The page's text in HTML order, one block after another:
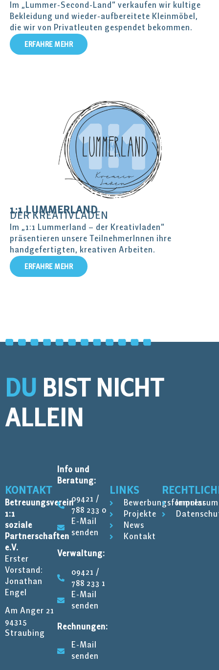
Im „Lummer-Second-Land“ verkaufen wir kultige
Bekleidung und wieder-aufbereitete Kleinmöbel,
die wir von Privatleuten gespendet bekommen.
ERFAHRE MEHR
1:1 LUMMERLAND
DER KREATIVLADEN
Im „1:1 Lummerland – der Kreativladen“
präsentieren unsere TeilnehmerInnen ihre
handgefertigten, kreativen Arbeiten.
ERFAHRE MEHR
DU BIST NICHT
ALLEIN
KONTAKT
Betreuungsverein
1:1
soziale
Partnerschaften
e.V.
Erster
Vorstand:
Jonathan
Engel
Am Anger 21
94315
Straubing
Info und
Beratung:
09421 /
788 233 0
E-Mail
senden
Verwaltung:
09421 /
788 233 1
E-Mail
senden
Rechnungen:
E-Mail
senden
LINKS
Bewerbungsformular
Projekte
News
Kontakt
Impressum